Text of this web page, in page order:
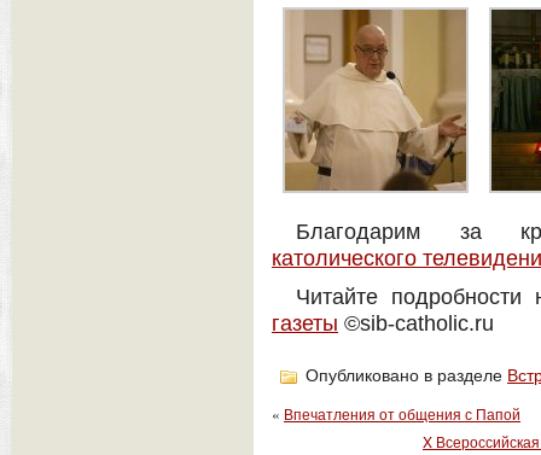
Благодарим за
католического
Читайте подробности
газеты ©sib-catholic.ru
Опубликовано в разделе
« Впечатления от общения с Папой
X